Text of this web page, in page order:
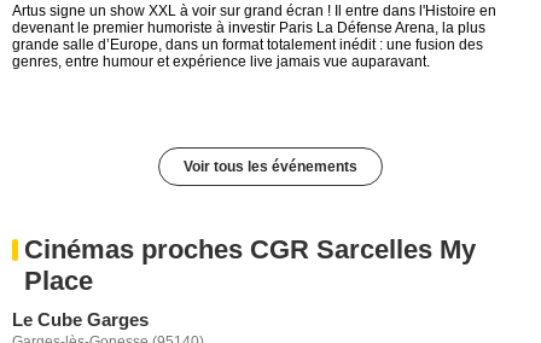
Artus signe un show XXL à voir sur grand écran ! Il entre dans l'Histoire en
devenant le premier humoriste à investir Paris La Défense Arena, la plus
grande salle d’Europe, dans un format totalement inédit : une fusion des
genres, entre humour et expérience live jamais vue auparavant.
Voir tous les événements
Cinémas proches CGR Sarcelles My
Place
Le Cube Garges